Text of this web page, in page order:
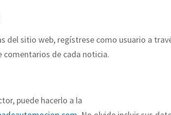
del sitio web, regístrese como usuario a
comentarios de cada noticia.
puede hacerlo a la